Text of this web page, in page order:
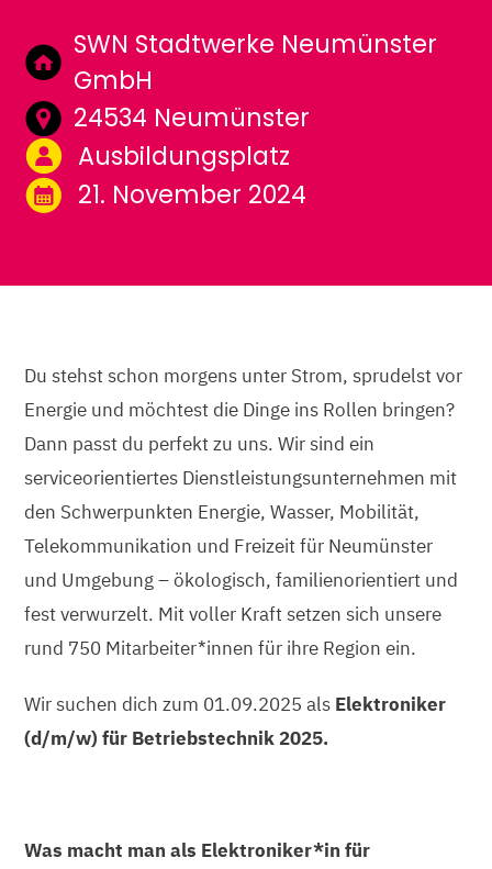
SWN Stadtwerke Neumünster
GmbH
24534 Neumünster
Ausbildungsplatz
21. November 2024
Du stehst schon morgens unter Strom, sprudelst vor
Energie und möchtest die Dinge ins Rollen bringen?
Dann passt du perfekt zu uns. Wir sind ein
serviceorientiertes Dienstleistungsunternehmen mit
den Schwerpunkten Energie, Wasser, Mobilität,
Telekommunikation und Freizeit für Neumünster
und Umgebung – ökologisch, familienorientiert und
fest verwurzelt. Mit voller Kraft setzen sich unsere
rund 750 Mitarbeiter*innen für ihre Region ein.
Wir suchen dich zum 01.09.2025 als Elektroniker
(d/m/w) für Betriebstechnik 2025.
Was macht man als Elektroniker*in für